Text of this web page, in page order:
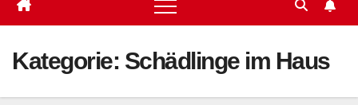
Kategorie: Schädlinge im Haus